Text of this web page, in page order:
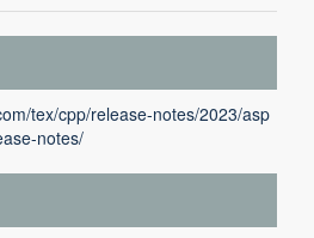
tex/cpp/release-notes/2023/asp
notes/